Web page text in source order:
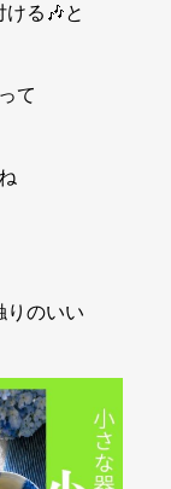
る🎶と
て
りのいい